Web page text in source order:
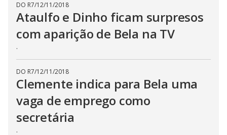
DO R7/12/11/2018
Ataulfo e Dinho ficam surpresos
com aparição de Bela na TV
.
DO R7/12/11/2018
Clemente indica para Bela uma
vaga de emprego como
secretária
.